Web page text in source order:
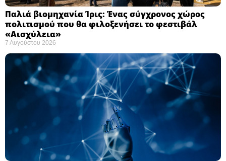
Παλιά βιομηχανία Ίρις: Ένας σύγχρονος χώρος
πολιτισμού που θα φιλοξενήσει το φεστιβάλ
«Αισχύλεια» ​
7 Αυγούστου 2026